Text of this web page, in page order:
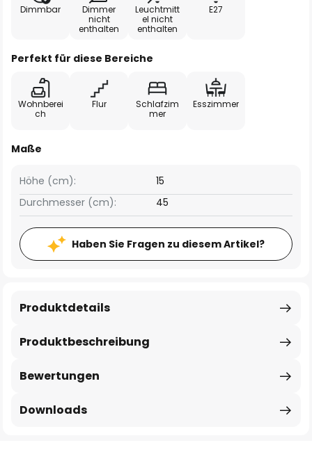
Dimmbar
Dimmer
nicht
enthalten
Leuchtmitt
el nicht
enthalten
E27
Perfekt für diese Bereiche
Wohnberei
ch
Flur
Schlafzim
mer
Esszimmer
Maße
Höhe (cm):
15
Durchmesser (cm):
45
Haben Sie Fragen zu diesem Artikel?
Produktbeschreibung
Produktdetails
Bewertungen
Downloads